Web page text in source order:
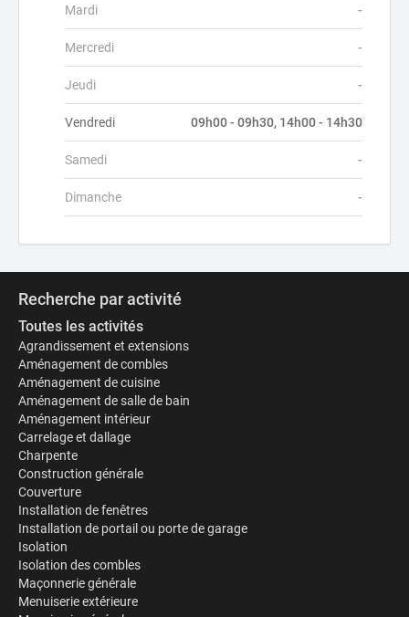
Mardi -
Mercredi -
Jeudi -
Vendredi 09h00 - 09h30, 14h00 - 14h30
Samedi -
Dimanche -
Recherche par activité
Toutes les activités
Agrandissement et extensions
Aménagement de combles
Aménagement de cuisine
Aménagement de salle de bain
Aménagement intérieur
Carrelage et dallage
Charpente
Construction générale
Couverture
Installation de fenêtres
Installation de portail ou porte de garage
Isolation
Isolation des combles
Maçonnerie générale
Menuiserie extérieure